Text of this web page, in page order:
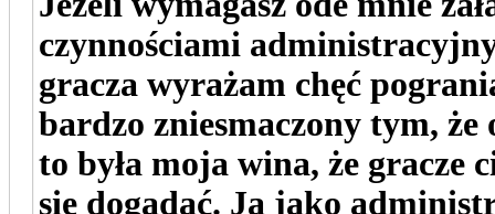
czynnościami
gracza wyrażam chęć
bardzo zniesmaczony tym,
to była moja wina, że gracze
się dogadać. Ja jako